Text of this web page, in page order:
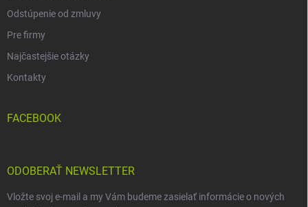
Odstúpenie od zmluvy
Pre firmy
Najčastejšie otázky
Kontakty
FACEBOOK
ODOBERAŤ NEWSLETTER
Vložte svoj e-mail a my Vám budeme zasielať informácie o nových